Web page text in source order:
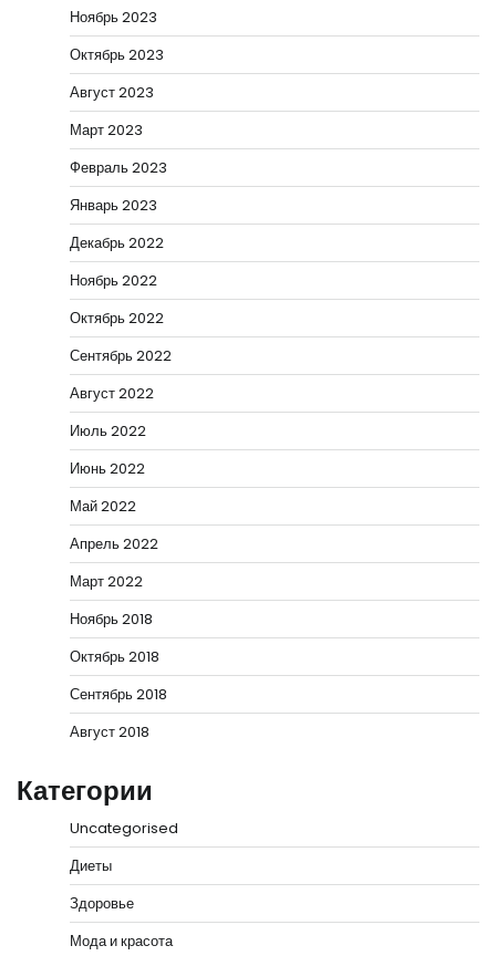
Ноябрь 2023
Октябрь 2023
Август 2023
Март 2023
Февраль 2023
Январь 2023
Декабрь 2022
Ноябрь 2022
Октябрь 2022
Сентябрь 2022
Август 2022
Июль 2022
Июнь 2022
Май 2022
Апрель 2022
Март 2022
Ноябрь 2018
Октябрь 2018
Сентябрь 2018
Август 2018
Категории
Uncategorised
Диеты
Здоровье
Мода и красота